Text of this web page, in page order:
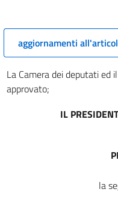
aggiornamenti
La Camera dei deputati ed
approvato;
IL
la